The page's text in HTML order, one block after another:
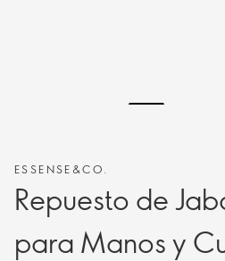
ESSENSE&CO.
Repuesto de
para Manos y